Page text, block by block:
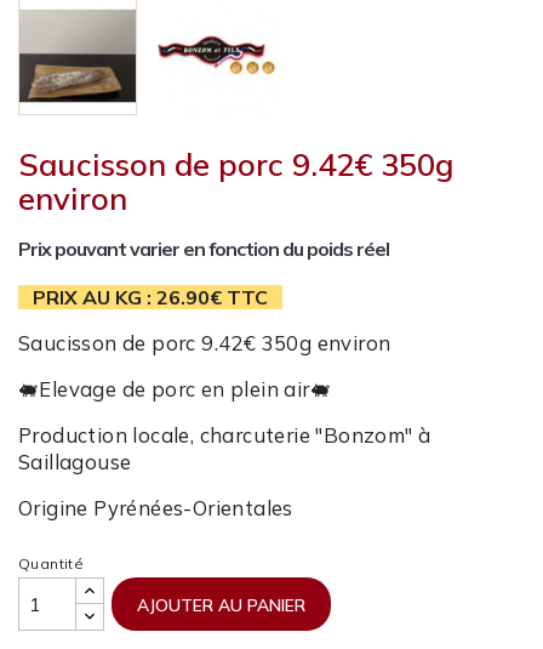
Saucisson de porc 9.42€ 350g
environ
Prix pouvant varier en fonction du poids réel
PRIX AU KG : 26.90€ TTC
Saucisson de porc 9.42€ 350g environ
🐖Elevage de porc en plein air🐖
Production locale, charcuterie "Bonzom" à
Saillagouse
Origine Pyrénées-Orientales
Quantité
AJOUTER AU PANIER